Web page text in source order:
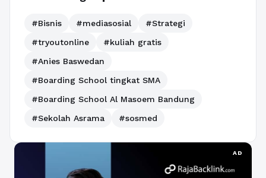
#Bisnis #mediasosial
#Strategi
#tryoutonline
#kuliah gratis
#Anies Baswedan
#Boarding School tingkat SMA
#Boarding School Al Masoem Bandung
#Sekolah Asrama
#sosmed
AD